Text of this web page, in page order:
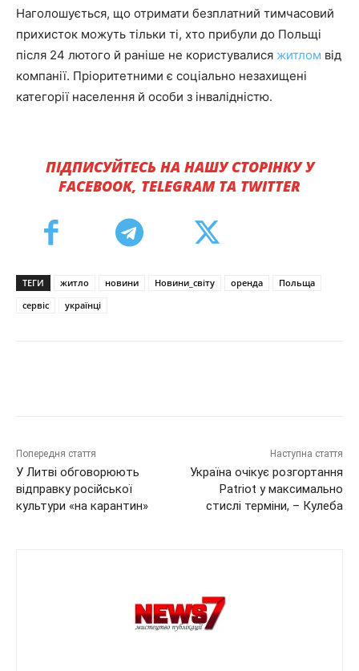
Наголошується, що отримати безплатний тимчасовий
прихисток можуть тільки ті, хто прибули до Польщі
після 24 лютого й раніше не користувалися житлом від
компанії. Пріоритетними є соціально незахищені
категорії населення й особи з інвалідністю.
ПІДПИСУЙТЕСЬ НА НАШУ СТОРІНКУ У
FACEBOOK, TELEGRAM ТА TWITTER
ТЕГИ житло новини Новини_світу оренда
Польща
сервіс
українці
Попередня стаття
У Литві обговорюють
відправку російської
культури «на карантин»
Наступна стаття
Україна очікує розгортання
Patriot у максимально
стислі терміни, – Кулеба